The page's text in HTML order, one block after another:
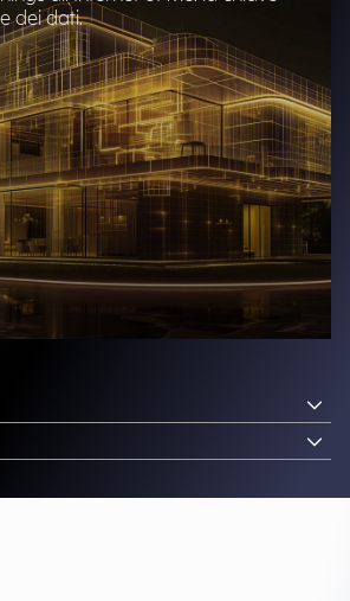
dei dati.